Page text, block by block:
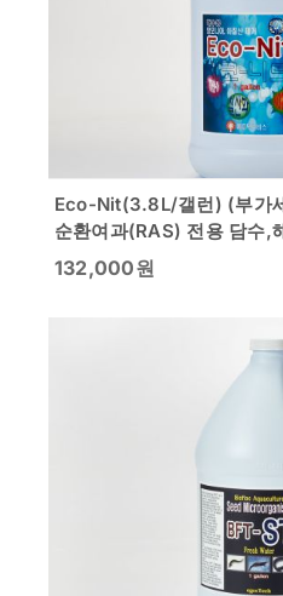
Eco-Nit(3.8L/갤런) (부가
순환여과(RAS) 전용 담수,
132,000원